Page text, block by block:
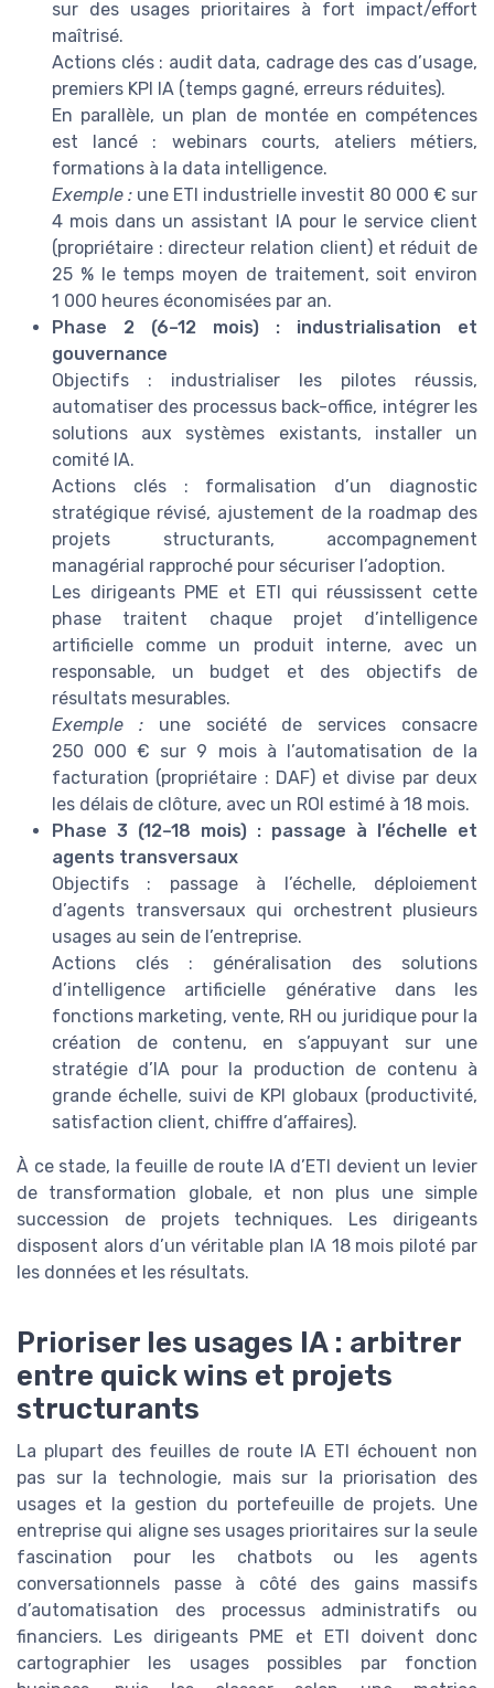
sur des usages prioritaires à fort impact/effort
maîtrisé.
Actions clés : audit data, cadrage des cas d’usage,
premiers KPI IA (temps gagné, erreurs réduites).
En parallèle, un plan de montée en compétences
est lancé : webinars courts, ateliers métiers,
formations à la data intelligence.
Exemple : une ETI industrielle investit 80 000 € sur
4 mois dans un assistant IA pour le service client
(propriétaire : directeur relation client) et réduit de
25 % le temps moyen de traitement, soit environ
1 000 heures économisées par an.
Phase 2 (6–12 mois) : industrialisation et
gouvernance
Objectifs : industrialiser les pilotes réussis,
automatiser des processus back-office, intégrer les
solutions aux systèmes existants, installer un
comité IA.
Actions clés : formalisation d’un diagnostic
stratégique révisé, ajustement de la roadmap des
projets structurants, accompagnement
managérial rapproché pour sécuriser l’adoption.
Les dirigeants PME et ETI qui réussissent cette
phase traitent chaque projet d’intelligence
artificielle comme un produit interne, avec un
responsable, un budget et des objectifs de
résultats mesurables.
Exemple :une société de services consacre
250 000 € sur 9 mois à l’automatisation de la
facturation (propriétaire : DAF) et divise par deux
les délais de clôture, avec un ROI estimé à 18 mois.
Phase 3 (12–18 mois) : passage à l’échelle et
agents transversaux
Objectifs : passage à l’échelle, déploiement
d’agents transversaux qui orchestrent plusieurs
usages au sein de l’entreprise.
Actions clés : généralisation des solutions
d’intelligence artificielle générative dans les
fonctions marketing, vente, RH ou juridique pour la
création de contenu, en s’appuyant sur une
stratégie d’IA pour la production de contenu à
grande échelle, suivi de KPI globaux (productivité,
satisfaction client, chiffre d’affaires).
À ce stade, la feuille de route IA d’ETI devient un levier
de transformation globale, et non plus une simple
succession de projets techniques. Les dirigeants
disposent alors d’un véritable plan IA 18 mois piloté par
les données et les résultats.
Prioriser les usages IA : arbitrer
entre quick wins et projets
structurants
La plupart des feuilles de route IA ETI échouent non
pas sur la technologie, mais sur la priorisation des
usages et la gestion du portefeuille de projets. Une
entreprise qui aligne ses usages prioritaires sur la seule
fascination pour les chatbots ou les agents
conversationnels passe à côté des gains massifs
d’automatisation des processus administratifs ou
financiers. Les dirigeants PME et ETI doivent donc
cartographier les usages possibles par fonction